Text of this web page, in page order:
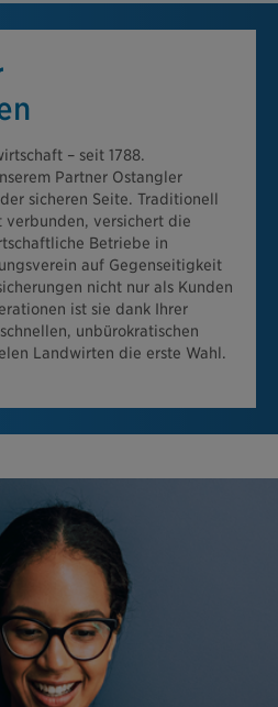
– seit 1788.
Partner Ostangler
sicheren Seite. Traditionell
versichert die
Betriebe in
auf Gegenseitigkeit
nicht nur als Kunden
ist sie dank Ihrer
unbürokratischen
Landwirten die erste Wahl.